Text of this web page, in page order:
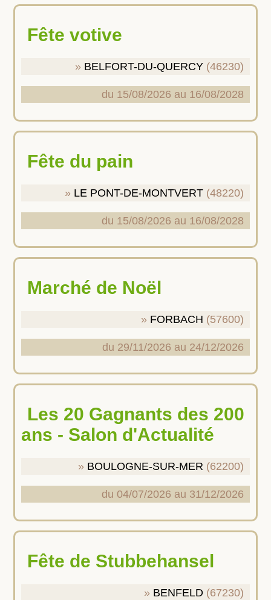
Fête votive
BELFORT-DU-QUERCY (46230)
du 15/08/2026 au 16/08/2028
Fête du pain
LE PONT-DE-MONTVERT (48220)
du 15/08/2026 au 16/08/2028
Marché de Noël
FORBACH (57600)
du 29/11/2026 au 24/12/2026
Les 20 Gagnants des 200
ans - Salon d'Actualité
BOULOGNE-SUR-MER (62200)
du 04/07/2026 au 31/12/2026
Fête de Stubbehansel
BENFELD (67230)